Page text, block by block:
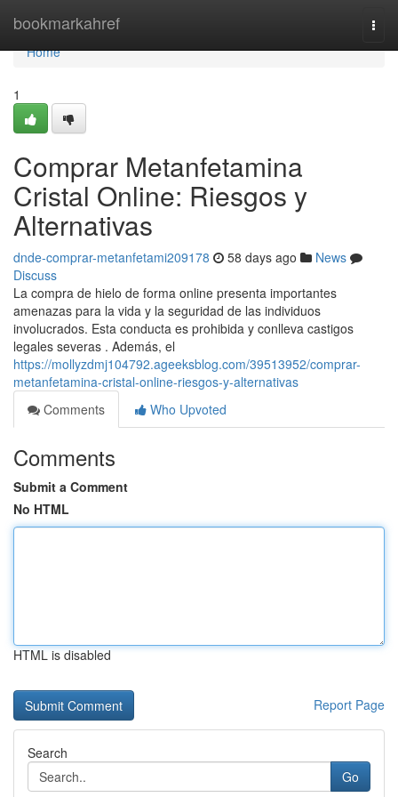
bookmarkahref
Home
Home
1
Comprar Metanfetamina
Cristal Online: Riesgos y
Alternativas
dnde-comprar-metanfetami209178 58 days ago
News
Discuss
La compra de hielo de forma online presenta importantes
amenazas para la vida y la seguridad de las individuos
involucrados. Esta conducta es prohibida y conlleva castigos
legales severas . Además, el
https://mollyzdmj104792.ageeksblog.com/39513952/comprar-
metanfetamina-cristal-online-riesgos-y-alternativas
Comments
Who Upvoted
Comments
Submit a Comment
No HTML
HTML is disabled
Report Page
Search
Go